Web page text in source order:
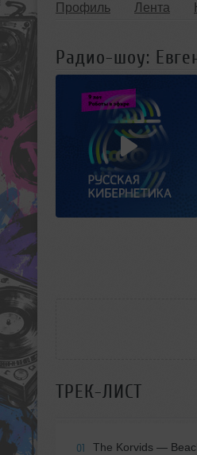
Профиль Лента
Радио-шоу:
ТРЕК-ЛИСТ
01 The Korvids —